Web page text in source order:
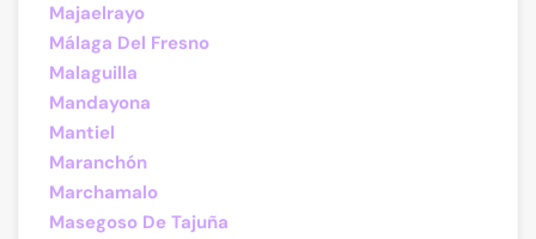
Majaelrayo
Málaga Del Fresno
Malaguilla
Mandayona
Mantiel
Maranchón
Marchamalo
Masegoso De Tajuña